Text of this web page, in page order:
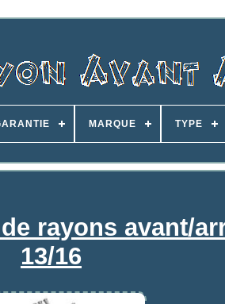
MARQUE TYPE
rayons avant/
13/16